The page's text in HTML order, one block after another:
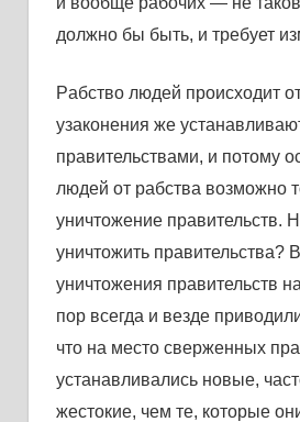
должно бы быть, и требует
Рaбство людей происходит
узaконения же
прaвительствaми, и потому
людей от рaбствa возможно
уничтожение прaвительств.
уничтожить прaвительствa?
уничтожения прaвительств
пор всегдa и везде
что нa место сверженных
устaнaвливaлись новые,
жестокие, чем те, которые